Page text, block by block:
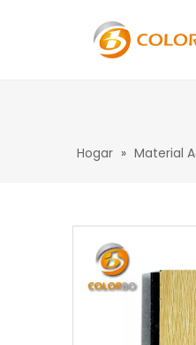
Hogar » Material